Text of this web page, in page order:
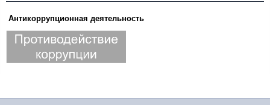
Антикоррупционная деятельность